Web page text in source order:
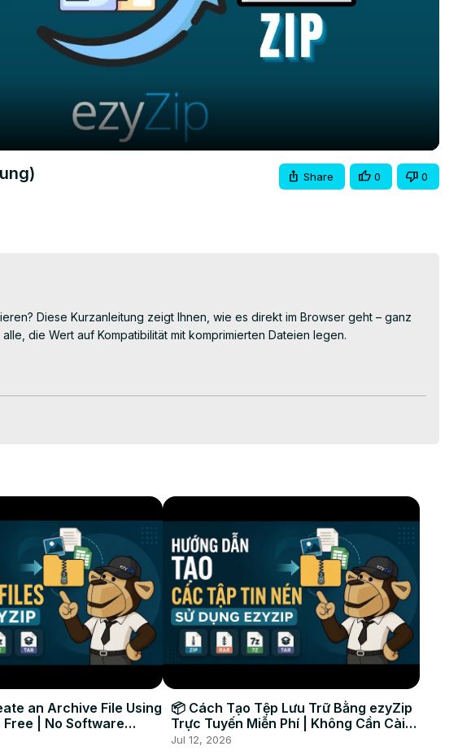
Share 0 0
Diese Kurzanleitung zeigt Ihnen, wie es direkt im Browser geht – ganz
die Wert auf Kompatibilität mit komprimierten Dateien legen.
unterstützt und lassen sich daher im Vergleich zu spezialisierten
#ezyzip
an Archive File Using
Free | No Software
📦 Cách Tạo Tệp Lưu Trữ Bằng ezyZip
Trực Tuyến Miễn Phí | Không Cần Cài
Đặt Phần Mềm
Jul 12, 2026